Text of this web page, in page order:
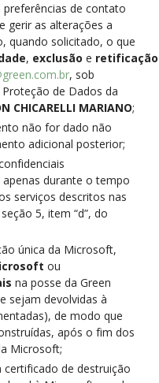
de contato
gerir as alterações a
quando solicitado, o que
, exclusão e retificação
, sob
de Dados da
CHICARELLI MARIANO;
não for dado não
adicional posterior;
durante o tempo
serviços descritos nas
5, item “d”, do
única da Microsoft,
ou
na posse da Green
sejam devolvidas à
de modo que
após o fim dos
Microsoft;
de destruição